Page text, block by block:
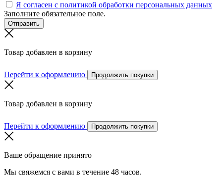
Я согласен с политикой обработки персональных данных
Заполните обязательное поле.
Отправить
Товар добавлен в корзину
Перейти к оформлению Продолжить покупки
Товар добавлен в корзину
Перейти к оформлению Продолжить покупки
Ваше обращение принято
Мы свяжемся с вами в течение 48 часов.